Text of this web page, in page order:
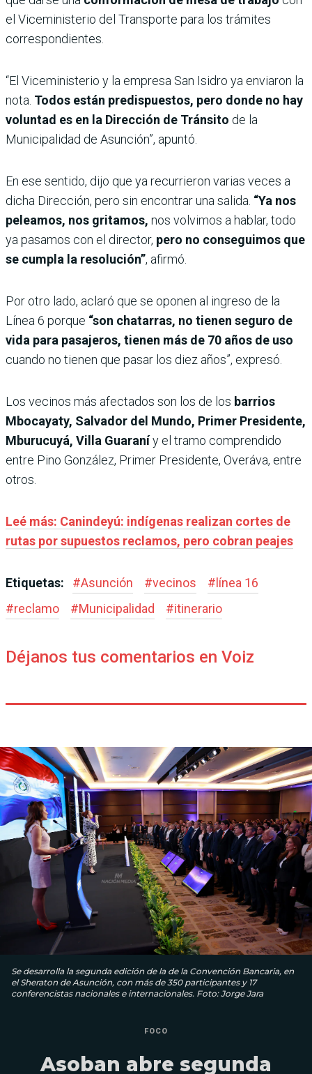
el Viceministerio del Transporte para los trámites
correspondientes.
“El Viceministerio y la empresa San Isidro ya enviaron la
nota. Todos están predispuestos, pero donde no hay
voluntad es en la Dirección de Tránsito de la
Municipalidad de Asunción”, apuntó.
En ese sentido, dijo que ya recurrieron varias veces a
dicha Dirección, pero sin encontrar una salida. “Ya nos
peleamos, nos gritamos, nos volvimos a hablar, todo
ya pasamos con el director, pero no conseguimos que
se cumpla la resolución”, afirmó.
Por otro lado, aclaró que se oponen al ingreso de la
Línea 6 porque “son chatarras, no tienen seguro de
vida para pasajeros, tienen más de 70 años de uso
cuando no tienen que pasar los diez años”, expresó.
Los vecinos más afectados son los de los barrios
Mbocayaty, Salvador del Mundo, Primer Presidente,
Mburucuyá, Villa Guaraníy el tramo comprendido
entre Pino González, Primer Presidente, Overáva, entre
otros.
Leé más: Canindeyú: indígenas realizan cortes de
rutas por supuestos reclamos, pero cobran peajes
Etiquetas: #Asunción #vecinos # línea 16
#reclamo #Municipalidad #itinerario
Déjanos tus comentarios en Voiz
Se desarrolla la segunda edición de la de la Convención Bancaria, en
el Sheraton de Asunción, con más de 350 participantes y 17
conferencistas nacionales e internacionales. Foto: Jorge Jara
FOCO
Asoban abre segunda